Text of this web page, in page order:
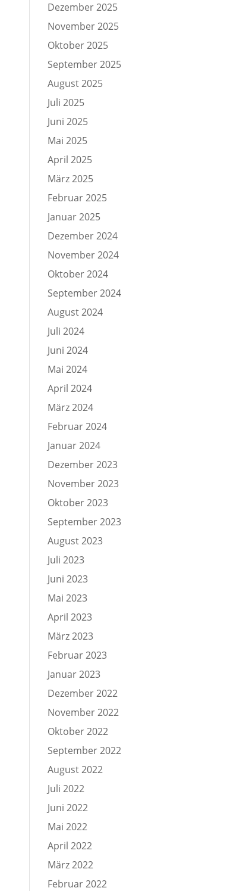
Dezember 2025
November 2025
Oktober 2025
September 2025
August 2025
Juli 2025
Juni 2025
Mai 2025
April 2025
März 2025
Februar 2025
Januar 2025
Dezember 2024
November 2024
Oktober 2024
September 2024
August 2024
Juli 2024
Juni 2024
Mai 2024
April 2024
März 2024
Februar 2024
Januar 2024
Dezember 2023
November 2023
Oktober 2023
September 2023
August 2023
Juli 2023
Juni 2023
Mai 2023
April 2023
März 2023
Februar 2023
Januar 2023
Dezember 2022
November 2022
Oktober 2022
September 2022
August 2022
Juli 2022
Juni 2022
Mai 2022
April 2022
März 2022
Februar 2022